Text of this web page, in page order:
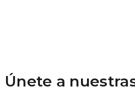
Únete a